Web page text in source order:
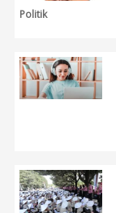
Politik